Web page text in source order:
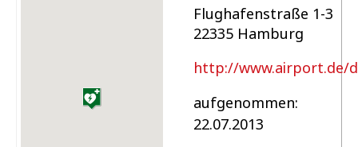
Flughafenstraße 1-3
22335 Hamburg
http://www.airport.de/
aufgenommen:
22.07.2013